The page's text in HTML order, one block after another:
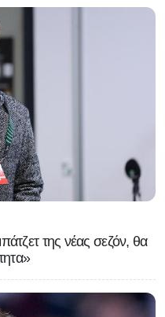
της νέας σεζόν, θα